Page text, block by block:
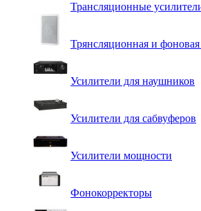
Трансляционные
Трянсляционная и фоновая
Усилители для наушников
Усилители для сабвуферов
Усилители мощности
Фонокорректоры